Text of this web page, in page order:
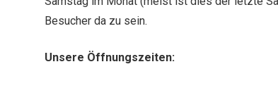
Besucher da zu sein.
Unsere Öffnungszeiten: